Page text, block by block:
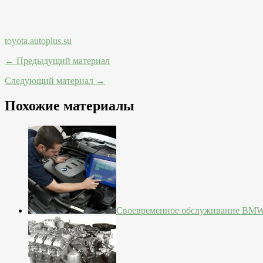
toyota.autoplus.su
← Предыдущий материал
Следующий материал →
Похожие материалы
Своевременное обслуживание